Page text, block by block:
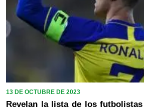
13 DE OCTUBRE DE 2023
Revelan la lista de los